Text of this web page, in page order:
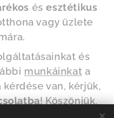
ésesztétikus
vagy üzlete
és
munkáinkat a
van, kérjük,
! Köszönjük,